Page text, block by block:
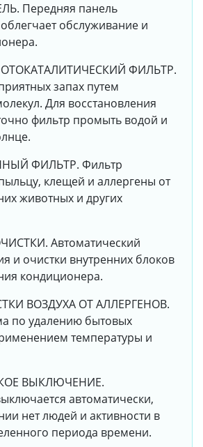
Передняя панель
обслуживание и
ФИЛЬТР.
запах путем
Для восстановления
фильтр промыть водой и
ФИЛЬТР. Фильтр
клещей и аллергены от
животных и других
Автоматический
и очистки внутренних блоков
кондиционера.
ВОЗДУХА ОТ АЛЛЕРГЕНОВ.
по удалению бытовых
температуры и
ВЫКЛЮЧЕНИЕ.
автоматически,
нет людей и активности в
периода времени.